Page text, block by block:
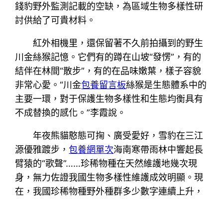
錢豹野外監測記載的空缺，為區域生物多樣性研
討供給了可貴材料。
紅外相機里，還保留著不久前拍攝到的野生
川金絲猴記憶。它們有的蹲在山坡“發愣”，有的
結伴在林間“散步”，有的在品味嫩葉，樣子容貌
非常心愛。“川金包養留言板絲猴是生態體系中的
主要一環，對于保護生物多樣性和生態均衡具有
不成替換的感化。”李霞說。
年夜熊貓憨態可掬、廣受愛好，雪豹在三江
源優雅踱步，包養網單次海南寒帶雨林中響起長
臂猿的“歌聲”……珍稀物種在天然維護地幾次現
身，無力佐證我國生物多樣性維護成效明顯。現
在，我國珍稀物種野外種群多少數字連續上升，